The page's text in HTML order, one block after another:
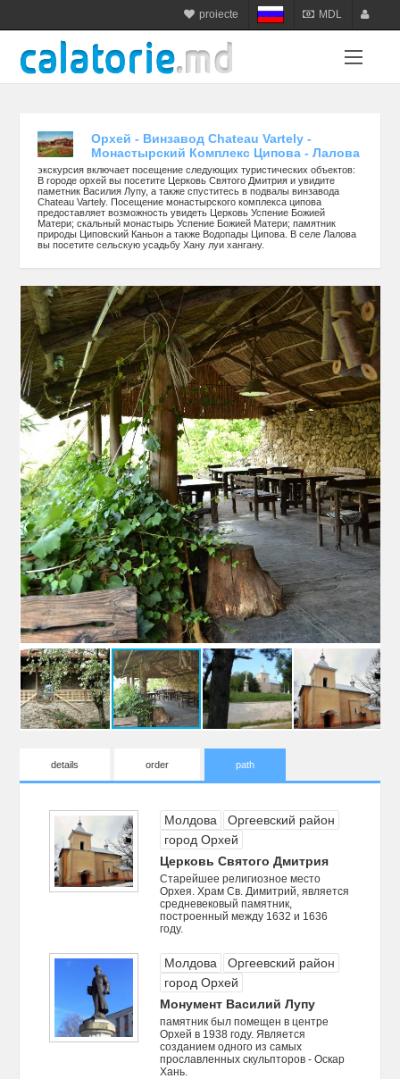
MDL
UAH
proiecte
calatorie.md
sejur.md
balneo.md
munte.md
plaja.md
Орхей - Винзавод Chateau Vartely -
Монастырский Комплекс Ципова - Лалова
экскурсия включает посещение следующих туристических объектов:
В городе орхей вы посетите Церковь Святого Дмитрия и увидите
паметник Василия Лупу, а также спуститесь в подвалы винзавода
Chateau Vartely. Посещение монастырского комплекса ципова
предоставляет возможность увидеть Церковь Успение Божией
Матери; скальный монастырь Успение Божией Матери; памятник
природы Циповский Каньон а также Водопады Ципова. В селе Лалова
вы посетите сельскую усадьбу Хану луи хангану.
details order path
Молдова
Оргеевский район
город Орхей
Церковь Святого Дмитрия
Старейшее религиозное место
Орхея. Храм Св. Димитрий, является
средневековый памятник,
построенный между 1632 и 1636
году.
Молдова
Оргеевский район
город Орхей
Монумент Василий Лупу
памятник был помещен в центре
Орхей в 1938 году. Является
созданием одного из самых
прославленных скульпторов - Оскар
Хань.